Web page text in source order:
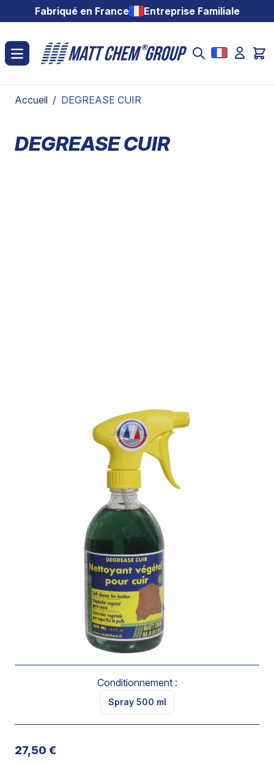
Aller au contenuFabriqué en France Entreprise Familiale
Accueil / DEGREASE CUIR
DEGREASE CUIR
NETTOYANT VEGETAL
POUR CUIR
NETTOYANT VEGETAL POUR CUIR
Solubilise totalement les taches de graisse.
Destiné au nettoyage des sièges, canapés, objets ou
garnitures en cuir, sellerie de bateaux.
Frotter à l’aide d’une éponge ou d’un chiffon doux non
Conditionnement :
Spray 500 ml
27,50 €